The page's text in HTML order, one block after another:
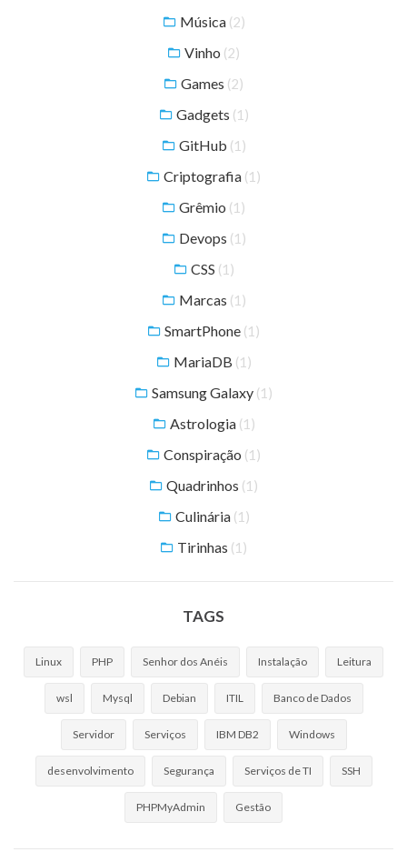
Música (2)
Vinho (2)
Games (2)
Gadgets (1)
GitHub (1)
Criptografia (1)
Grêmio (1)
Devops (1)
CSS (1)
Marcas (1)
SmartPhone (1)
MariaDB (1)
Samsung Galaxy (1)
Astrologia (1)
Conspiração (1)
Quadrinhos (1)
Culinária (1)
Tirinhas (1)
TAGS
Linux PHP Senhor dos Anéis Instalação Leitura
wsl Mysql Debian ITIL Banco de Dados
Servidor Serviços IBM DB2 Windows
desenvolvimento Segurança Serviços de TI SSH
PHPMyAdmin Gestão